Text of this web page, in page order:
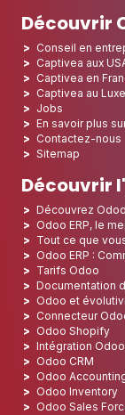
Découvrir
Conseil en
Captivea aux
Captivea en
Captivea au
Jobs
En savoir plus
Contactez-nous
Sitemap
Découvrir
Découvrez Odoo
Odoo ERP, le
Tout ce que
Odoo ERP :
Tarifs Odoo
Documentation
Odoo et
Connecteur
Odoo Shopify
Intégration
Odoo CRM
Odoo
Odoo Inventory
Odoo Sales